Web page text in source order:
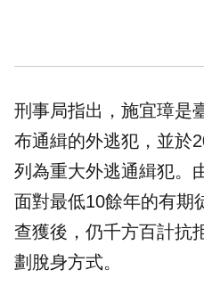
刑事局指出，施宜璋是
布通緝的外逃犯，並於
列為重大外逃通緝犯。
面對最低10餘年的有期
查獲後，仍千方百計抗
劃脫身方式。